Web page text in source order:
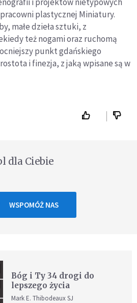
plastycznej Miniatury.
małe dzieła sztuki, z
też nogami oraz ruchomą
punkt gdańskiego
i finezja, z jaką wpisane są w
dla Ciebie
WSPOMÓŻ NAS
Bóg i Ty 34 drogi do
lepszego życia
Mark E. Thibodeaux SJ